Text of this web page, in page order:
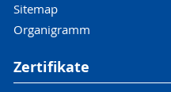
Sitemap
Organigramm
Zertifikate